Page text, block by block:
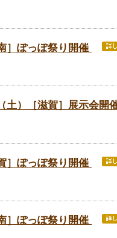
］ぽっぽ祭り開催
土）［滋賀］展示会開
］ぽっぽ祭り開催
］ぽっぽ祭り開催